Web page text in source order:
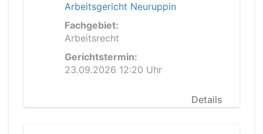
Arbeitsgericht Neuruppin
Fachgebiet:
Arbeitsrecht
Gerichtstermin:
23.09.2026 12:20 Uhr
Details